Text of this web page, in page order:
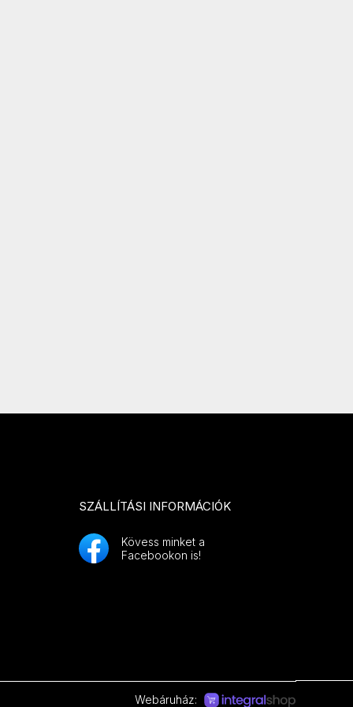
SZÁLLÍTÁSI INFORMÁCIÓK
Kövess minket a
Facebookon is!
Webáruház: